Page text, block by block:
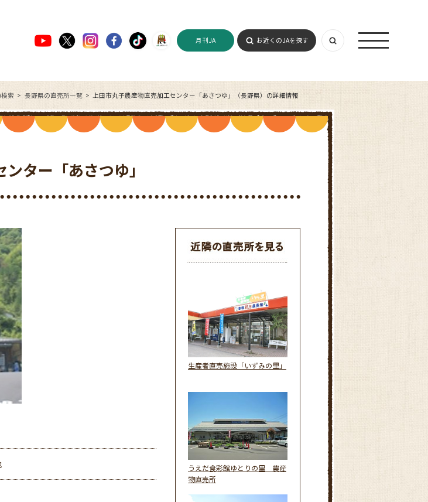
月刊JA お近くのJAを探す
索 長野県の直売所一覧 上田市丸子農産物直売加工センター「あさつゆ」（長野県）の詳細情報
ター「あさつゆ」
生産者直売施設「いずみの里」
うえだ食彩館ゆとりの里 農産
物直売所